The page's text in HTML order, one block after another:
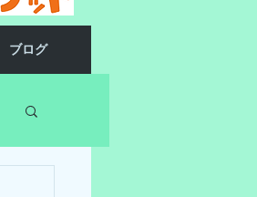
ブログ